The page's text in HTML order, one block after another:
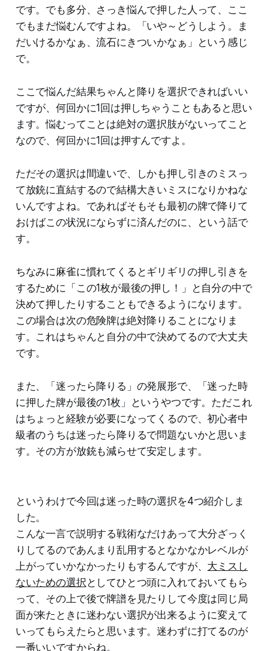
です。でも多分、さっき悩んで押した人って、ここ
でもまだ悩むんですよね。「いや～どうしよう。ま
だいけるかなぁ、流石にきついかなぁ」という感じ
で。
ここで悩んだ結果ちゃんと降りを選択できればいい
ですが、何回かに1回は押しちゃうこともあると思い
ます。悩むってことは絶対の選択肢がないってこと
なので、何回かに1回は押すんですよ。
ただその選択は間違いで、しかも押し引きのミスっ
て放銃に直結するので結構大きいミスになりかねな
いんですよね。であればそもそも最初の牌で降りて
おけばこの状況にならずに済んだのに、という話で
す。
ちなみに麻雀に慣れてくるとギリギリの押し引きを
するために「この1枚が最後の押し！」と自分の中で
決めて押したりすることもできるようになります。
この場合は次の危険牌は絶対降りることになりま
す。これはちゃんと自分の中で決めてるので大丈夫
です。
また、「迷ったら降りる」の発展形で、「迷った時
に押した牌が最後の1枚」というやつです。ただこれ
はちょっと経験が必要になってくるので、初心者中
級者のうちは迷ったら降りるで問題ないかと思いま
す。その方が放銃も減らせて安定します。
というわけで今回は迷った時の選択を4つ紹介しま
した。
こんな一言で説明する戦術なだけあって大分ざっく
りしてるのであんまり乱用するとなかなかレベルが
上がっていかなかったりもするんですが、 大ミスし
ないための選択 としてひとつ頭に入れておいてもら
って、その上で後で牌譜を見たりして今度は同じ局
面が来たときに迷わない選択が出来るように変えて
いってもらえたらと思います。迷わずに打てるのが
一番いいですからね。